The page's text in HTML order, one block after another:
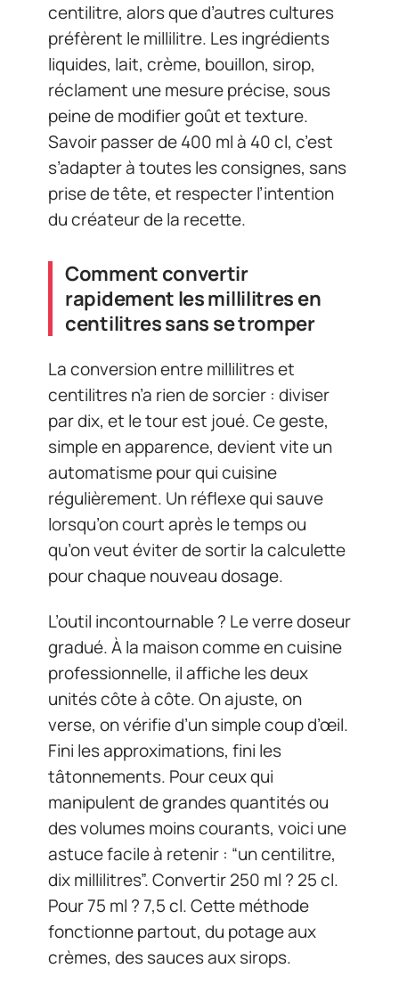
centilitre, alors que d’autres cultures
préfèrent le millilitre. Les ingrédients
liquides, lait, crème, bouillon, sirop,
réclament une mesure précise, sous
peine de modifier goût et texture.
Savoir passer de 400 ml à 40 cl, c’est
s’adapter à toutes les consignes, sans
prise de tête, et respecter l’intention
du créateur de la recette.
Comment convertir
rapidement les millilitres en
centilitres sans se tromper
La conversion entre millilitres et
centilitres n’a rien de sorcier : diviser
par dix, et le tour est joué. Ce geste,
simple en apparence, devient vite un
automatisme pour qui cuisine
régulièrement. Un réflexe qui sauve
lorsqu’on court après le temps ou
qu’on veut éviter de sortir la calculette
pour chaque nouveau dosage.
L’outil incontournable ? Le verre doseur
gradué. À la maison comme en cuisine
professionnelle, il affiche les deux
unités côte à côte. On ajuste, on
verse, on vérifie d’un simple coup d’œil.
Fini les approximations, fini les
tâtonnements. Pour ceux qui
manipulent de grandes quantités ou
des volumes moins courants, voici une
astuce facile à retenir : “un centilitre,
dix millilitres”. Convertir 250 ml ? 25 cl.
Pour 75 ml ? 7,5 cl. Cette méthode
fonctionne partout, du potage aux
crèmes, des sauces aux sirops.